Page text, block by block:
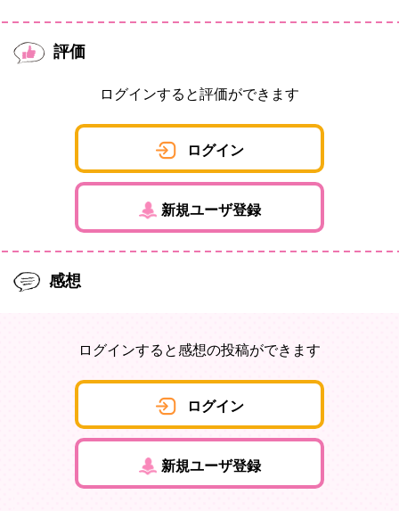
評価
ログインすると評価ができます
ログイン
新規ユーザ登録
感想
ログインすると感想の投稿ができます
ログイン
新規ユーザ登録